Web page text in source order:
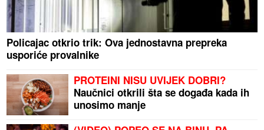
Policajac otkrio trik: Ova jednostavna prepreka
usporiće provalnike
PROTEINI NISU UVIJEK DOBRI?
Naučnici otkrili šta se događa kada ih
unosimo manje